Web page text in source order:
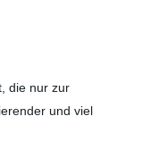
die nur zur
und viel